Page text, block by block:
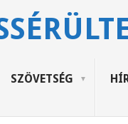
SZÖVETSÉG